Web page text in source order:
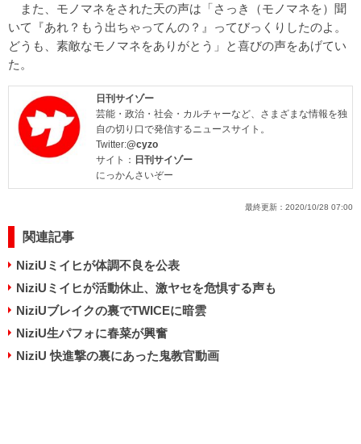
また、モノマネをされた天の声は「さっき（モノマネを）聞
いて『あれ？もう出ちゃってんの？』ってびっくりしたのよ。
どうも、素敵なモノマネをありがとう」と喜びの声をあげてい
た。
日刊サイゾー
芸能・政治・社会・カルチャーなど、さまざまな情報を独
自の切り口で発信するニュースサイト。
Twitter:@cyzo
サイト： 日刊サイゾー
にっかんさいぞー
最終更新： 2020/10/28 07:00
関連記事
NiziUミイヒが体調不良を公表
NiziUミイヒが活動休止、激ヤセを危惧する声も
NiziUブレイクの裏でTWICEに暗雲
NiziU生パフォに春菜が興奮
NiziU 快進撃の裏にあった鬼教官動画